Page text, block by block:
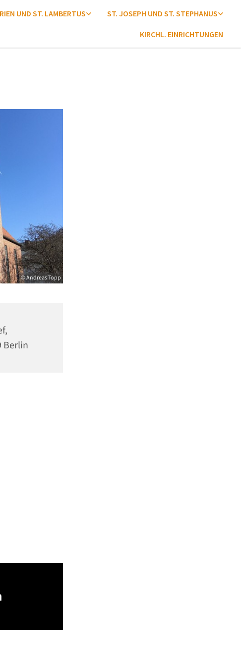
UND ST. LAMBERTUS ST. JOSEPH UND ST. STEPHANUS
KIRCHL. EINRICHTUNGEN
© Andreas Topp
Berlin